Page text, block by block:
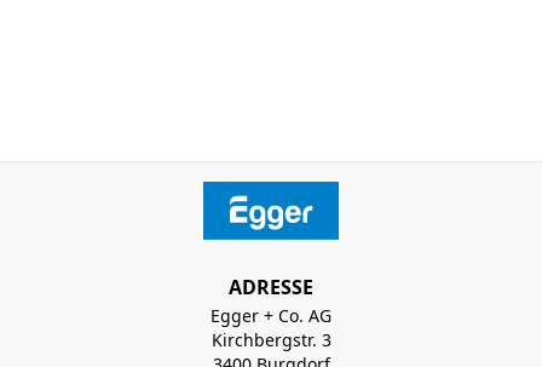
ADRESSE
Egger + Co. AG
Kirchbergstr. 3